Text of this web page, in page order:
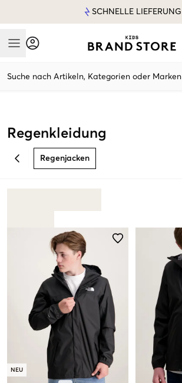
SCHNELLE LIEFERUNG
Mobile Menu
Suche nach Artikeln, Kategorien oder Marken
Regenkleidung
BACK Regenjacken
NEU